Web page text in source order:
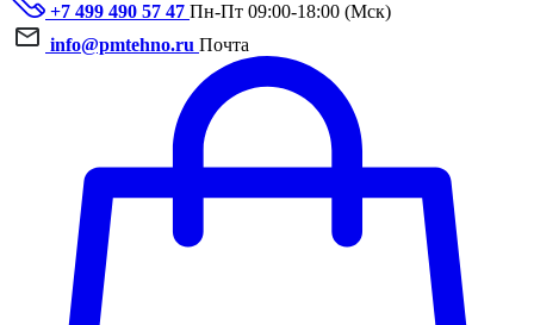
+7 499 490 57 47 Пн-Пт 09:00-18:00 (Мск)
info@pmtehno.ru Почта